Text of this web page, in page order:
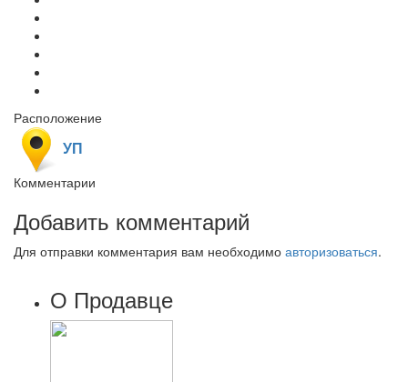
Расположение
УП
Комментарии
Добавить комментарий
Для отправки комментария вам необходимо авторизоваться.
О Продавце